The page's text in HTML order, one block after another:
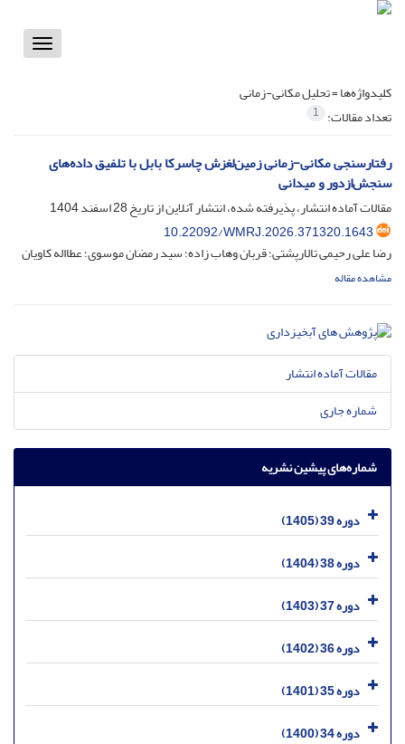
Toggle
کلیدواژه‌ها =تحلیل مکانی-زمانی
تعداد مقالات: 1
رفتارسنجی مکانی-زمانی زمین‌لغزش چاسرکا بابل با تلفیق داده‌های
سنجش‌ازدور و میدانی
مقالات آماده انتشار، پذیرفته شده، انتشار آنلاین از تاریخ28 اسفند 1404
10.22092/WMRJ.2026.371320.1643
رضا علی رحیمی تالارپشتی؛ قربان وهاب زاده؛ سید رمضان موسوی؛ عطااله کاویان
مشاهده مقاله
مقالات آماده انتشار
شماره جاری
شماره‌های پیشین نشریه
دوره 39 (1405)
دوره 38 (1404)
دوره 37 (1403)
دوره 36 (1402)
دوره 35 (1401)
دوره 34 (1400)